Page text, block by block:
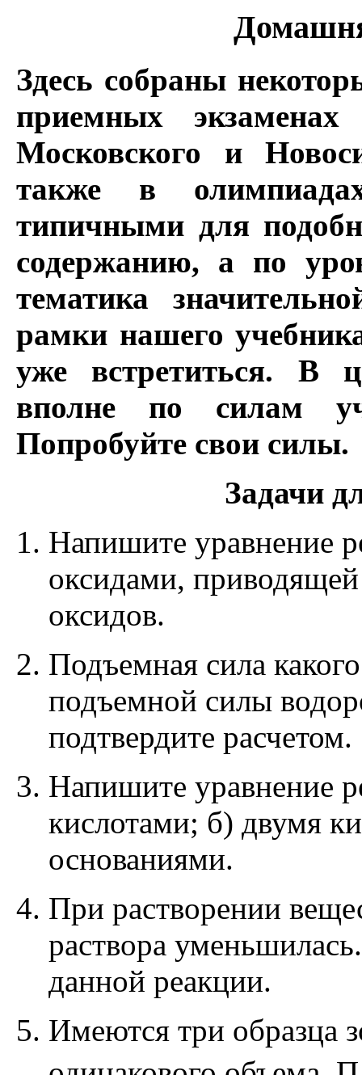
Здесь собраны
приемных
Московского и
также в
типичными для
содержанию, а по
тематика
рамки нашего
уже встретиться. В
вполне по силам
Попробуйте свои силы.
Задачи
Напишите уравнение
оксидами,
оксидов.
Подъемная сила
подъемной силы
подтвердите расчетом.
Напишите уравнение
кислотами; б) двумя
основаниями.
При растворении
раствора
данной реакции.
Имеются три образца